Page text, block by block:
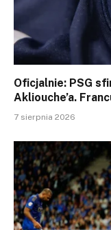
Oficjalnie: PSG
Akliouche’a.
7 sierpnia 2026